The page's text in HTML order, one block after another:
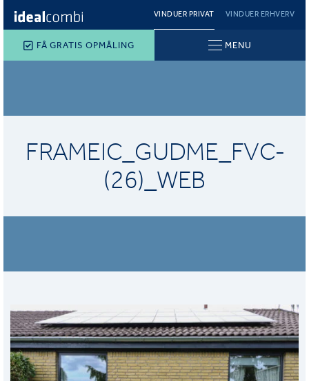
VINDUER PRIVAT VINDUER ERHVERV
FÅ GRATIS OPMÅLING MENU
FRAMEIC_GUDME_FVC-
(26)_WEB